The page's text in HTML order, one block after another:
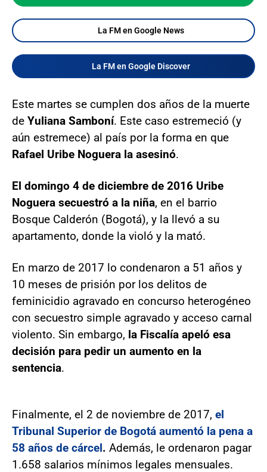
La FM en Google News
La FM en Google Discover
Este martes se cumplen dos años de la muerte
de Yuliana Samboní. Este caso estremeció (y
aún estremece) al país por la forma en que
Rafael Uribe Noguera la asesinó.
El domingo 4 de diciembre de 2016 Uribe
Noguera secuestró a la niña, en el barrio
Bosque Calderón (Bogotá), y la llevó a su
apartamento, donde la violó y la mató.
En marzo de 2017 lo condenaron a 51 años y
10 meses de prisión por los delitos de
feminicidio agravado en concurso heterogéneo
con secuestro simple agravado y acceso carnal
violento. Sin embargo, la Fiscalía apeló esa
decisión para pedir un aumento en la
sentencia.
Finalmente, el 2 de noviembre de 2017, el
Tribunal Superior de Bogotá aumentó la pena a
58 años de cárcel. Además, le ordenaron pagar
1.658 salarios mínimos legales mensuales.